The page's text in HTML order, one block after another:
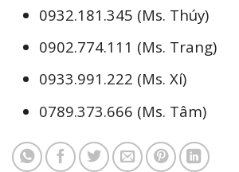
0932.181.345 (Ms. Thúy)
0902.774.111 (Ms. Trang)
0933.991.222 (Ms. Xí)
0789.373.666 (Ms. Tâm)